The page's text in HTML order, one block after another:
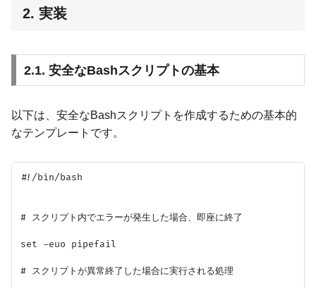
2. 実装
2.1. 安全なBashスクリプトの基本
以下は、安全なBashスクリプトを作成するための基本的
なテンプレートです。
#!/bin/bash
# スクリプト内でエラーが発生した場合、即座に終了
set -euo pipefail
# スクリプトが異常終了した場合に実行される処理